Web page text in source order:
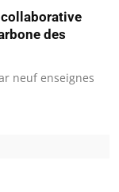
des
neuf enseignes